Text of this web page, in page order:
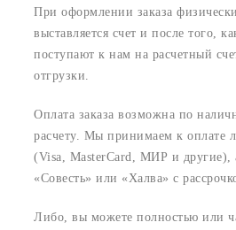
При оформлении заказа
выставляется счет и после того,
поступают к нам на расчетный
отгрузки.
Оплата заказа возможна по
расчету. Мы принимаем к оплате
(Visa, MasterCard, МИР и другие),
«Совесть» или «Халва» с
Либо, вы можете полностью или